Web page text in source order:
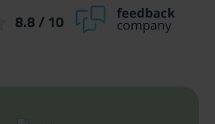
8.8/ 10